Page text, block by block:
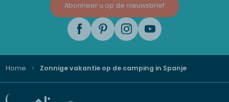
Abonneer u op de nieuwsbrief
Home Zonnige vakantie op de camping in Spanje